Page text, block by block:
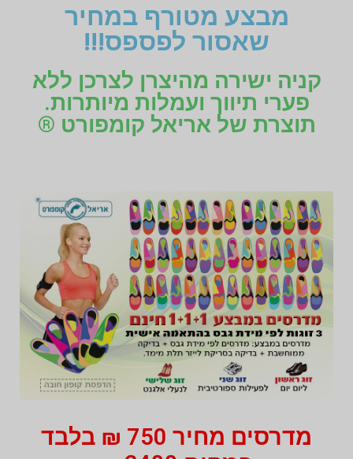
מבצע מטורף במחיר
שאסור לפספס!!!
קניה ישירה מהיצרן לצרכן ללא
פערי תיווך ועמלות מיותרות.
תוצרת של אריאל קומפורט ®
מדרסים מחיר 750 ₪ בלבד